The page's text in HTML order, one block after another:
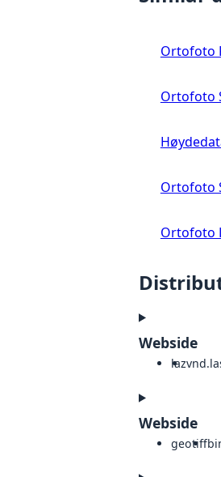
Ortofoto
Ortofoto
Ortofoto
Ortofoto
Webside
laz
Webside
geotiff